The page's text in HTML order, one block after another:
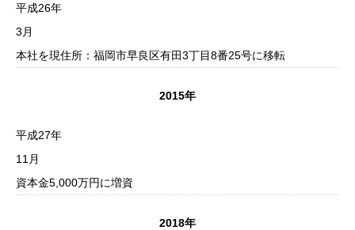
平成26年
3月
本社を現住所：福岡市早良区有田3丁目8番25号に移転
2015年
平成27年
11月
資本金5,000万円に増資
2018年